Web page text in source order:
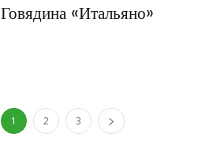
Говядина «Итальяно»
1 2 3